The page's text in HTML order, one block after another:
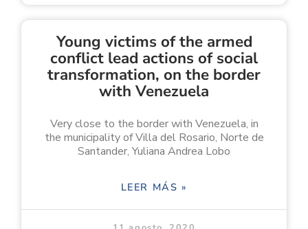
Young victims of the armed
conflict lead actions of social
transformation, on the border
with Venezuela
Very close to the border with Venezuela, in
the municipality of Villa del Rosario, Norte de
Santander, Yuliana Andrea Lobo
LEER MÁS »